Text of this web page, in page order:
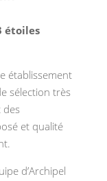
étoiles
établissement
sélection très
des
et qualité
d’Archipel